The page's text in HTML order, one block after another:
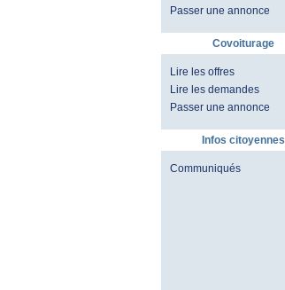
Passer une annonce
Covoiturage
Lire les offres
Lire les demandes
Passer une annonce
Infos citoyennes
Communiqués